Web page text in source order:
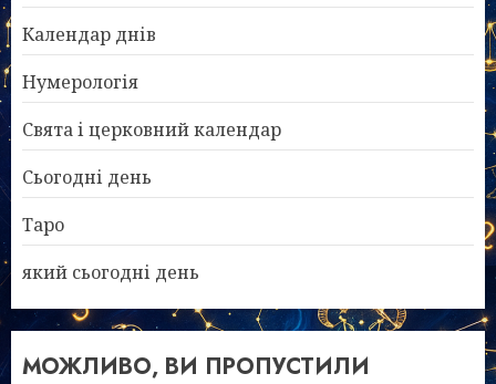
Календар днів
Нумерологія
Свята і церковний календар
Сьогодні день
Таро
який сьогодні день
МОЖЛИВО, ВИ ПРОПУСТИЛИ